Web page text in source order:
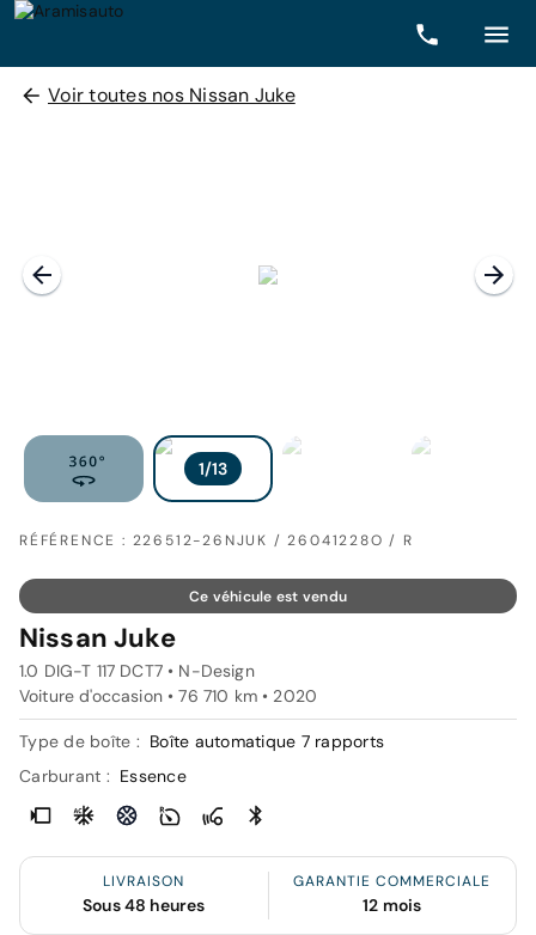
Voir toutes nos Nissan Juke
RÉFÉRENCE : 226512-26NJUK / 26041228O / R
Ce véhicule est vendu
Nissan Juke
1.0 DIG-T 117 DCT7 • N-Design
Voiture d'occasion • 76 710 km • 2020
Type de boîte : Boîte automatique 7 rapports
Carburant : Essence
LIVRAISON
Sous 48 heures
GARANTIE COMMERCIALE
12 mois